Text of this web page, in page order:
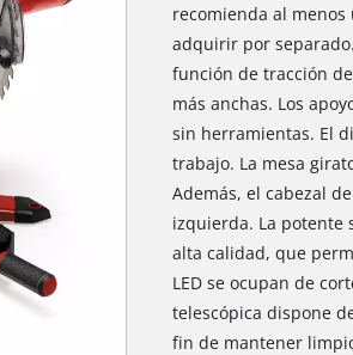
recomienda al menos
adquirir por
función de tracción
más anchas. Los
sin herramientas. El
trabajo. La mesa
Además, el cabezal
izquierda. La potente
alta calidad, que
LED se ocupan de
telescópica dispone
fin de mantener